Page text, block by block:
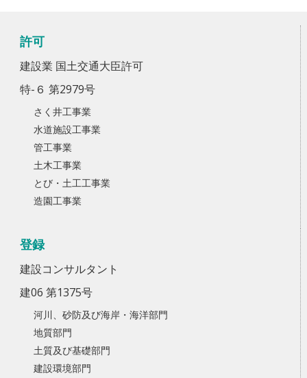
許可
建設業 国土交通大臣許可
特-６ 第2979号
さく井工事業
水道施設工事業
管工事業
土木工事業
とび・土工工事業
造園工事業
登録
建設コンサルタント
建06 第1375号
河川、砂防及び海岸・海洋部門
地質部門
土質及び基礎部門
建設環境部門